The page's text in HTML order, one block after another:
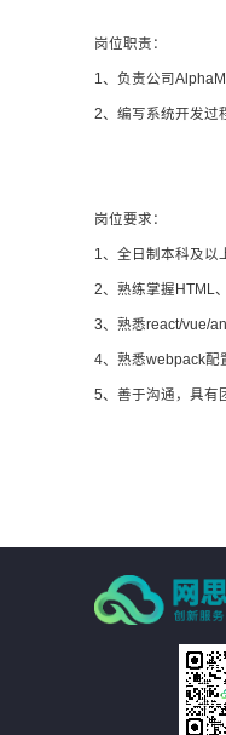
岗位职责：
1、负责公司
2、编写系统开发过
岗位要求：
1、全日制本科及以
2、熟练掌握HTML
3、熟悉react/vue/
4、熟悉webpack配
5、善于沟通，具有